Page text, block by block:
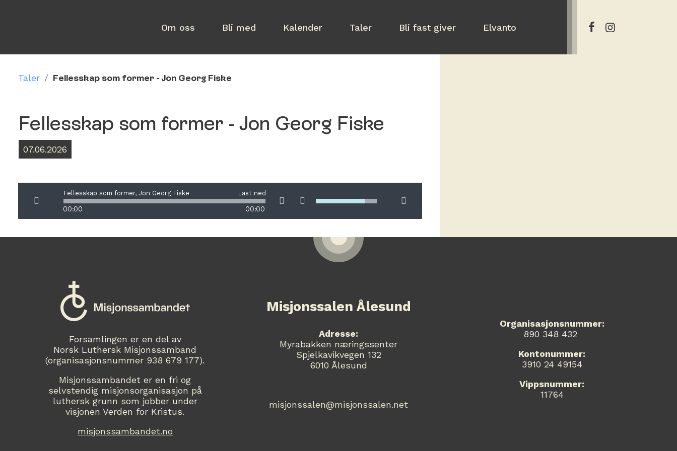
Om oss Bli med Kalender Taler Bli fast giver Elvanto
Taler / Fellesskap som former - Jon Georg Fiske
Fellesskap som former - Jon Georg Fiske
07.06.2026
00:00 00:00
Fellesskap som former, Jon Georg Fiske Last ned
Forsamlingen er en del av
Norsk Luthersk Misjonssamband
(organisasjonsnummer 938 679 177).
Misjonssambandet er en fri og
selvstendig misjonsorganisasjon på
luthersk grunn som jobber under
visjonen Verden for Kristus.
misjonssambandet.no
Misjonssalen Ålesund
Adresse:
Myrabakken næringssenter
Spjelkavikvegen 132
6010 Ålesund
misjonssalen@misjonssalen.net
Organisasjonsnummer:
890 348 432
Kontonummer:
3910 24 49154
Vippsnummer:
11764